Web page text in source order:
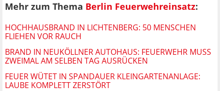
Mehr zum Thema Berlin Feuerwehreinsatz:
HOCHHAUSBRAND IN LICHTENBERG: 50 MENSCHEN
FLIEHEN VOR RAUCH
BRAND IN NEUKÖLLNER AUTOHAUS: FEUERWEHR MUSS
ZWEIMAL AM SELBEN TAG AUSRÜCKEN
FEUER WÜTET IN SPANDAUER KLEINGARTENANLAGE:
LAUBE KOMPLETT ZERSTÖRT